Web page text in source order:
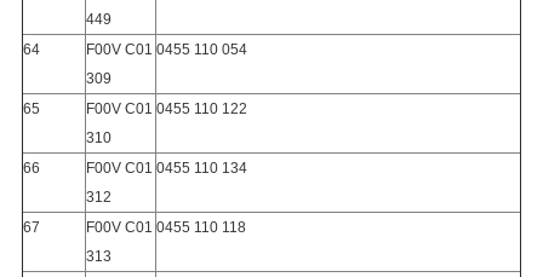
449
64
F00V C01
309
0455 110 054
65
F00V C01
310
0455 110 122
66
F00V C01
312
0455 110 134
67
F00V C01
313
0455 110 118